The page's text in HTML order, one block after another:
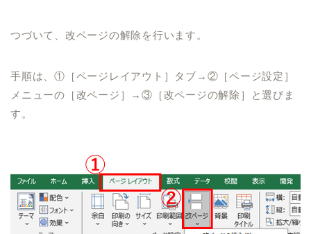
つづいて、改ページの解除を行います。
手順は、①［ページレイアウト］タブ→②［ページ設定］
メニューの［改ページ］→③［改ページの解除］と選びま
す。